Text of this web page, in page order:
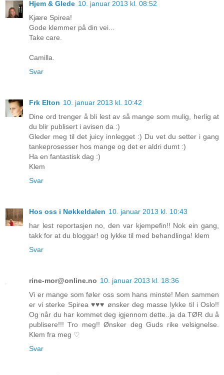
Hjem & Glede 10. januar 2013 kl. 08:52
Kjære Spirea!
Gode klemmer på din vei...
Take care.
Camilla.
Svar
Frk Elton 10. januar 2013 kl. 10:42
Dine ord trenger å bli lest av så mange som mulig, herlig at
du blir publisert i avisen da :)
Gleder meg til det juicy innlegget :) Du vet du setter i gang
tankeprosesser hos mange og det er aldri dumt :)
Ha en fantastisk dag :)
Klem
Svar
Hos oss i Nøkkeldalen 10. januar 2013 kl. 10:43
har lest reportasjen no, den var kjempefin!! Nok ein gang,
takk for at du bloggar! og lykke til med behandlinga! klem
Svar
rine-mor@online.no 10. januar 2013 kl. 18:36
Vi er mange som føler oss som hans minste! Men sammen
er vi sterke Spirea ♥♥♥ ønsker deg masse lykke til i Oslo!!
Og når du har kommet deg igjennom dette..ja da TØR du å
publisere!!! Tro meg!! Ønsker deg Guds rike velsignelse.
Klem fra meg ♡
Svar